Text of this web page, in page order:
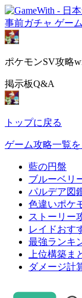
事前ガチャ ゲー
ポケモンSV攻略
掲示板Q&A
トップに戻る
ゲーム攻略一覧を
藍の円盤
ブルーベリ
パルデア図
色違いポケ
ストーリー
レイドおす
最強ランキ
上位構築ま
ダメージ計